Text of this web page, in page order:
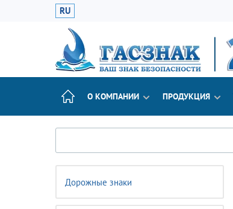
RU
О КОМПАНИИ ПРОДУКЦИЯ
Дорожные знаки